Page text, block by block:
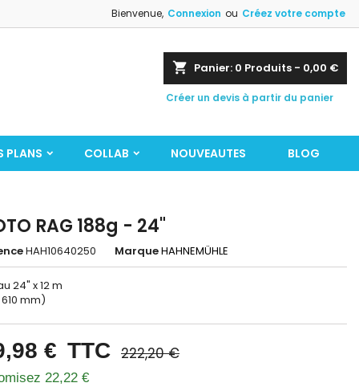
Bienvenue, Connexion ou Créez votre compte
shopping_cart Panier: 0 Produits - 0,00 €
Créer un devis à partir du panier
PLANS COLLAB NOUVEAUTES BLOG
RAG 188g - 24"
HAH10640250 MarqueHAHNEMÜHLE
24" x 12 m
mm)
€ TTC 222,20 €
22,22 €